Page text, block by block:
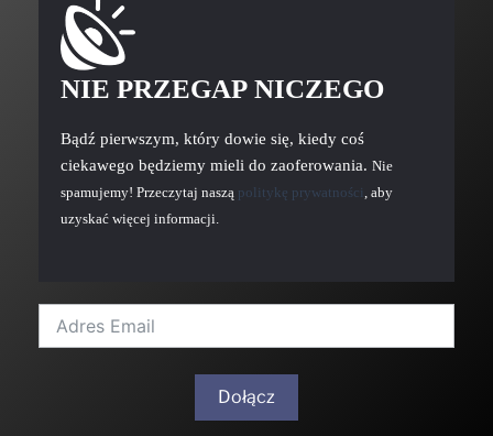
NIE PRZEGAP NICZEGO
Bądź pierwszym, który dowie się, kiedy coś
ciekawego będziemy mieli do zaoferowania. Nie
spamujemy! Przeczytaj naszą politykę prywatności, aby
uzyskać więcej informacji.
Dołącz